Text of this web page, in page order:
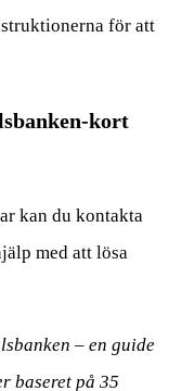
för att
kort
kan du kontakta
med att lösa
– en guide
baseret på 35